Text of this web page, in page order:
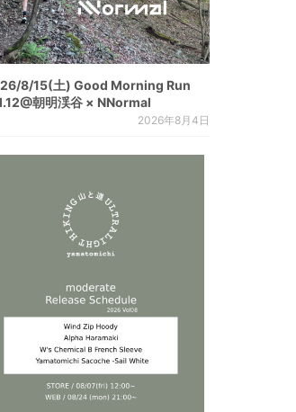
8/15(土) Good Morning Run
朝明渓谷 × NNormal
2026年8月4日